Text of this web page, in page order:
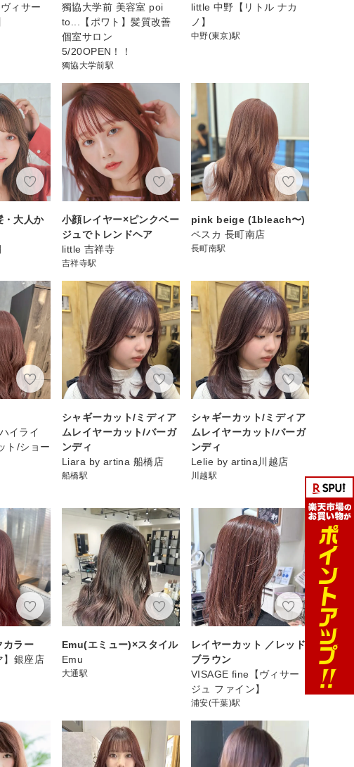
ィサー
獨協大学前 美容室 poi
to...【ポワト】髪質改善
個室サロン
5/20OPEN！！
獨協大学前駅
little 中野【リトル ナカ
ノ】
中野(東京)駅
・大人か
小顔レイヤー×ピンクベー
ジュでトレンドヘア
little 吉祥寺
吉祥寺駅
pink beige (1bleach〜)
ペスカ 長町南店
長町南駅
イライ
ト/ショー
シャギーカット/ミディア
ムレイヤーカット/バーガ
ンディ
Liara by artina 船橋店
船橋駅
シャギーカット/ミディア
ムレイヤーカット/バーガ
ンディ
Lelie by artina川越店
川越駅
カラー
】銀座店
Emu(エミュー)×スタイル
Emu
大通駅
レイヤーカット ／レッド
ブラウン
VISAGE fine【ヴィサー
ジュ ファイン】
浦安(千葉)駅